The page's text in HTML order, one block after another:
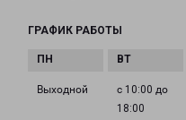
ГРАФИК РАБОТЫ
Выходной
с 10:00 до
18:00